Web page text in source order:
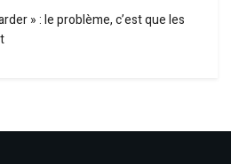
» : le problème, c’est que les